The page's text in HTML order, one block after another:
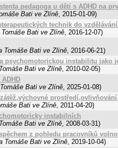
pedagoga u dětí s ADHD na
Bati ve Zlíně, 2015-01-09)
technik do
Tomáše Bati ve Zlíně, 2016-12-07)
Tomáše Bati ve Zlíně, 2016-06-21)
psychomotorickou instabilitu jako
Bati ve Zlíně, 2010-02-05)
Bati ve Zlíně, 2025-01-08)
Bati ve Zlíně, 2011-04-20)
instabilních
Bati ve Zlíně, 2008-03-31)
z pohledu pracovníků
Tomáše Bati ve Zlíně, 2019-10-04)